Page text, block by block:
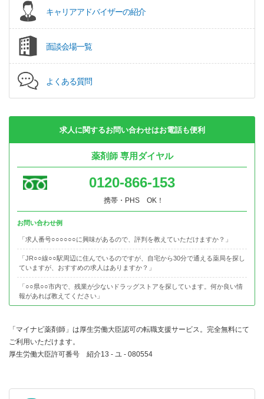
キャリアアドバイザーの紹介
面談会場一覧
よくある質問
求人に関するお問い合わせはお電話も便利
薬剤師 専用ダイヤル
0120-866-153
携帯・PHS OK！
お問い合わせ例
「求人番号○○○○○○に興味があるので、評判を教えていただけますか？」
「JR○○線○○駅周辺に住んでいるのですが、自宅から30分で通える薬局を探し
ていますが、おすすめの求人はありますか？」
「○○県○○市内で、残業が少ないドラッグストアを探しています。何か良い情
報があれば教えてください」
「マイナビ薬剤師」は厚生労働大臣認可の転職支援サービス。完全無料にて
ご利用いただけます。
厚生労働大臣許可番号 紹介13 - ユ - 080554